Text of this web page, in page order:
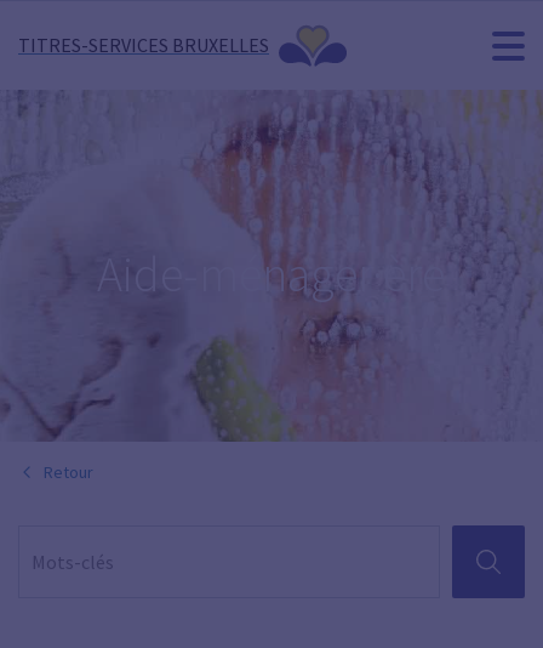
TITRES-SERVICES BRUXELLES
Aide-ménager·ère
Retour